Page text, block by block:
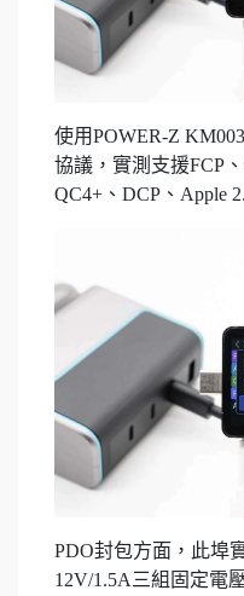
使用POWER-Z
協議，實測支援FCP
QC4+、DCP、Apple
PDO封包方面，此埠
12V/1.5A三組固定電